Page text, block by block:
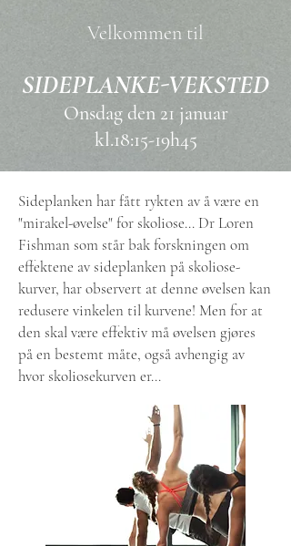
Velkommen til
SIDEPLANKE-VEKSTED
Onsdag den 21 januar
kl.18:15-19h45
Sideplanken har fått rykten av å være en
"mirakel-øvelse" for skoliose... Dr Loren
Fishman som står bak forskningen om
effektene av sideplanken på skoliose-
kurver, har observert at denne øvelsen kan
redusere vinkelen til kurvene! Men for at
den skal være effektiv må øvelsen gjøres
på en bestemt måte, også avhengig av
hvor skoliosekurven er...